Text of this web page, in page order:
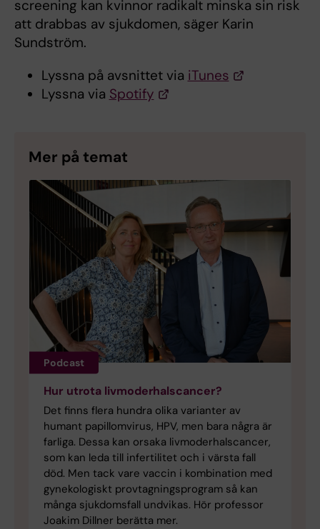
screening kan kvinnor radikalt minska sin risk
att drabbas av sjukdomen, säger Karin
Sundström.
Lyssna på avsnittet via iTunes
Lyssna via Spotify
Mer på temat
Podcast
Hur utrota livmoderhalscancer?
Det finns flera hundra olika varianter av
humant papillomvirus, HPV, men bara några är
farliga. Dessa kan orsaka livmoderhalscancer,
som kan leda till infertilitet och i värsta fall
död. Men tack vare vaccin i kombination med
gynekologiskt provtagningsprogram så kan
många sjukdomsfall undvikas. Hör professor
Joakim Dillner berätta mer.